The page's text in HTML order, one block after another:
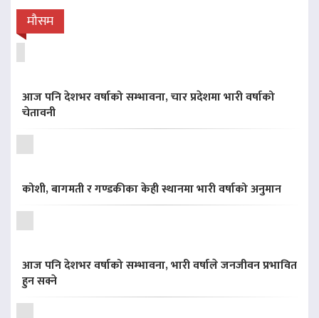
मौसम
आज पनि देशभर वर्षाको सम्भावना, चार प्रदेशमा भारी वर्षाको
चेतावनी
कोशी, बागमती र गण्डकीका केही स्थानमा भारी वर्षाको अनुमान
आज पनि देशभर वर्षाको सम्भावना, भारी वर्षाले जनजीवन प्रभावित
हुन सक्ने